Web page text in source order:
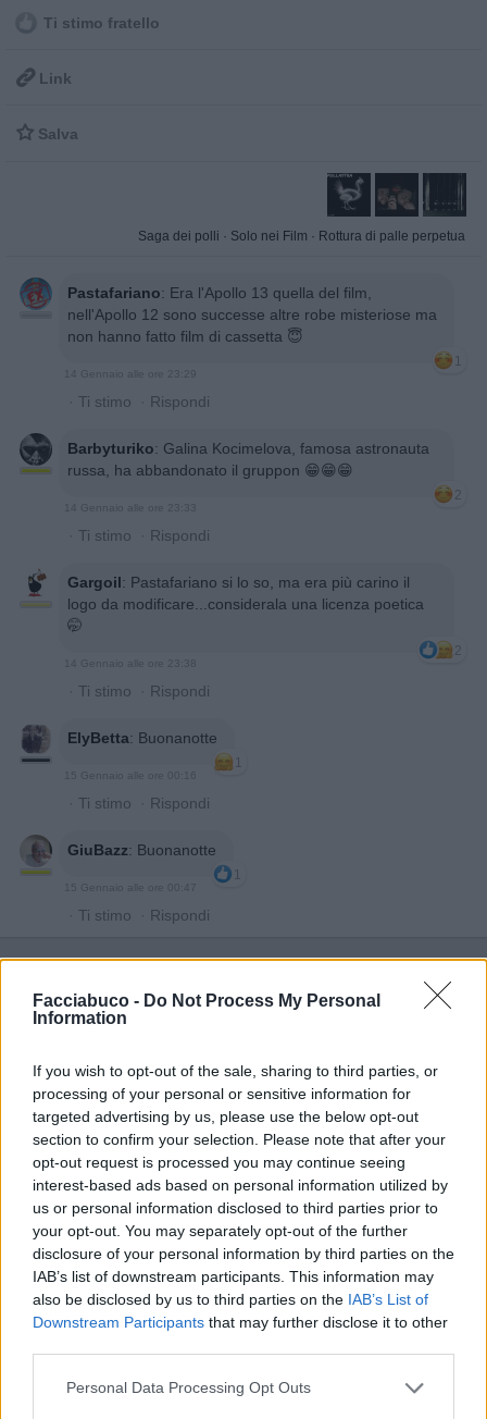
Facciabuco - Do Not Process My Personal
Information
If you wish to opt-out of the sale, sharing to third parties, or
processing of your personal or sensitive information for
targeted advertising by us, please use the below opt-out
section to confirm your selection. Please note that after your
opt-out request is processed you may continue seeing
interest-based ads based on personal information utilized by
us or personal information disclosed to third parties prior to
your opt-out. You may separately opt-out of the further
disclosure of your personal information by third parties on the
IAB’s list of downstream participants. This information may
also be disclosed by us to third parties on the IAB’s List of
Downstream Participants that may further disclose it to other
Personal Data Processing Opt Outs
Ti stimo fratello
 Link
 Salva
Saga dei polli · Solo nei Film · Rottura di palle perpetua
Pastafariano: Era l'Apollo 13 quella del film,
nell'Apollo 12 sono successe altre robe misteriose ma
non hanno fatto film di cassetta 😇
1
14 Gennaio alle ore 23:29
· Ti stimo · Rispondi
Barbyturiko: Galina Kocimelova, famosa astronauta
russa, ha abbandonato il gruppon 😁😁😁
2
14 Gennaio alle ore 23:33
· Ti stimo · Rispondi
Gargoil: Pastafariano si lo so, ma era più carino il
logo da modificare...considerala una licenza poetica
🤭
2
14 Gennaio alle ore 23:38
· Ti stimo · Rispondi
ElyBetta: Buonanotte
1
15 Gennaio alle ore 00:16
· Ti stimo · Rispondi
GiuBazz: Buonanotte
1
15 Gennaio alle ore 00:47
· Ti stimo · Rispondi
Vaccata
Lonely livello 9
13 Settembre 2025